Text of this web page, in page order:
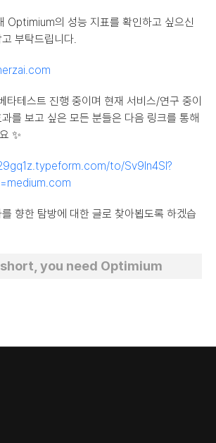
Optimium의 성능 지표를 확인하고 싶으신
부탁드립니다.
테스트 진행 중이며 현재 서비스/연구 중이
를 보고 싶은 모든 분들은 다음 링크를 통해
✨
to/Sv9In4SI?
향한 탐방에 대한 글로 찾아뵙도록 하겠습
you need Optimium